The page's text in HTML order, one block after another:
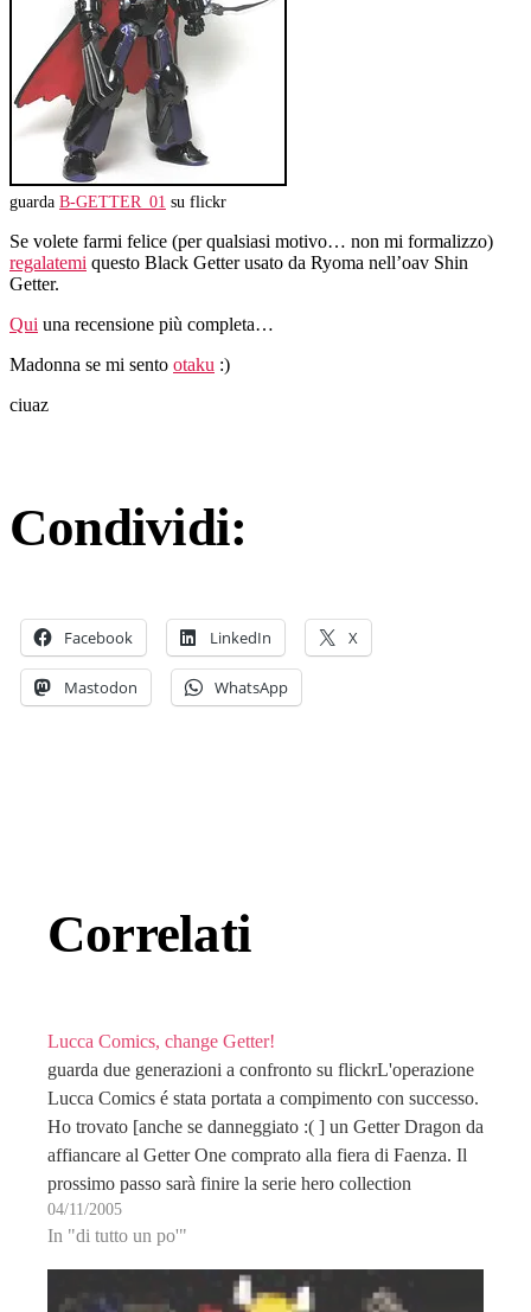
guarda B-GETTER_01 su flickr
Se volete farmi felice (per qualsiasi motivo… non mi formalizzo)
regalatemi questo Black Getter usato da Ryoma nell’oav Shin
Getter.
Qui una recensione più completa…
Madonna se mi sento otaku :)
ciuaz
Condividi:
Facebook LinkedIn X
Mastodon WhatsApp
Correlati
Lucca Comics, change Getter!
guarda due generazioni a confronto su flickrL'operazione
Lucca Comics é stata portata a compimento con successo.
Ho trovato [anche se danneggiato :( ] un Getter Dragon da
affiancare al Getter One comprato alla fiera di Faenza. Il
prossimo passo sarà finire la serie hero collection
acquistando Mazinga Z ed il…
04/11/2005
In "di tutto un po'"